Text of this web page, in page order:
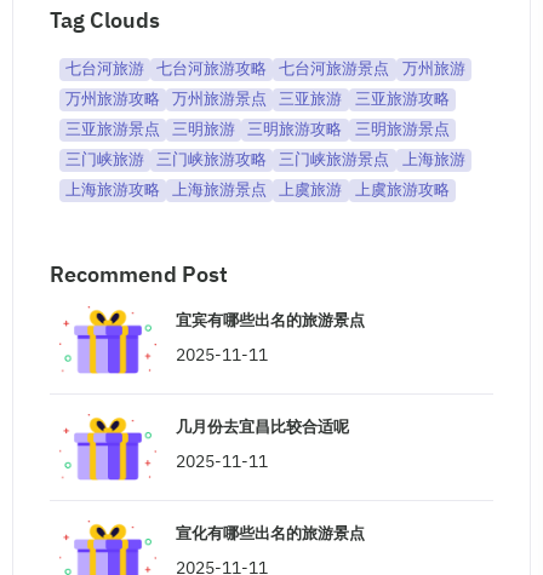
Tag Clouds
七台河旅游 七台河旅游攻略 七台河旅游景点
万州旅游
万州旅游攻略
万州旅游景点 三亚旅游
三亚旅游攻略
三亚旅游景点
三明旅游 三明旅游攻略
三明旅游景点
三门峡旅游
三门峡旅游攻略 三门峡旅游景点
上海旅游
上海旅游攻略
上海旅游景点 上虞旅游 上虞旅游攻略
Recommend Post
宜宾有哪些出名的旅游景点
2025-11-11
几月份去宜昌比较合适呢
2025-11-11
宣化有哪些出名的旅游景点
2025-11-11